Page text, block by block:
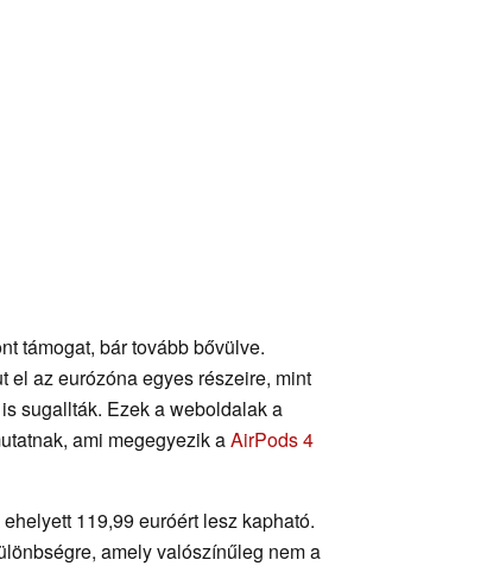
támogat, bár tovább bővülve.
el az eurózóna egyes részeire, mint
sugallták. Ezek a weboldalak a
ami megegyezik aAirPods 4
119,99 euróért lesz kapható.
amely valószínűleg nem a